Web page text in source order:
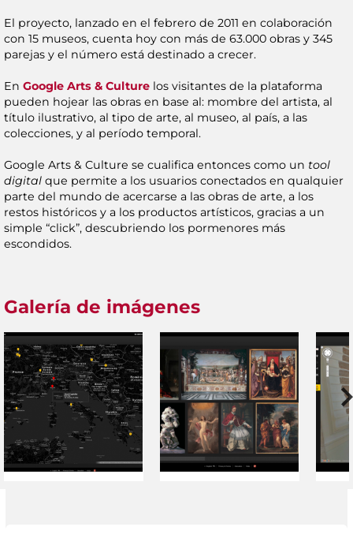
El proyecto, lanzado en el febrero de 2011 en colaboración
con 15 museos, cuenta hoy con más de 63.000 obras y 345
parejas y el número está destinado a crecer.
En Google Arts & Culture los visitantes de la plataforma
pueden hojear las obras en base al: mombre del artista, al
título ilustrativo, al tipo de arte, al museo, al país, a las
colecciones, y al período temporal.
Google Arts & Culture se cualifica entonces como un tool
digital que permite a los usuarios conectados en qualquier
parte del mundo de acercarse a las obras de arte, a los
restos históricos y a los productos artísticos, gracias a un
simple “click”, descubriendo los pormenores más
escondidos.
Galería de imágenes